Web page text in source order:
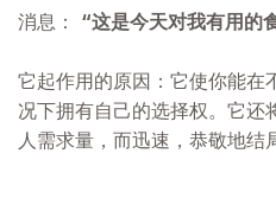
消息： “这是今天对我有用的
它起作用的原因：它使你能在
况下拥有自己的选择权。它还
人需求量，而迅速，恭敬地结